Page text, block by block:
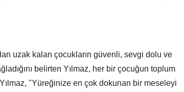
uzak kalan çocukların güvenli, sevgi dolu ve
belirten Yılmaz, her bir çocuğun toplum
"Yüreğinize en çok dokunan bir meseleyi